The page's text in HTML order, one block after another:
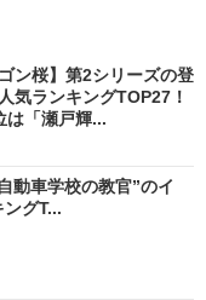
ゴン桜】第2シリーズの登
気ランキングTOP27！
「瀬戸輝...
動車学校の教官”のイ
グT...